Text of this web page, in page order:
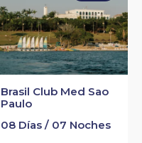
Brasil Club Med Sao
Paulo
08 Días / 07 Noches